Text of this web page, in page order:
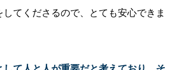
してくださるので、とても安心できま